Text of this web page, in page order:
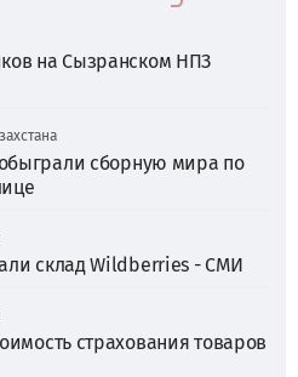
на Сызранском НПЗ
сборную мира по
склад Wildberries - СМИ
страхования товаров